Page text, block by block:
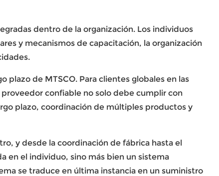
dentro de la organización. Los individuos
y mecanismos de capacitación, la organización
plazo de MTSCO. Para clientes globales en las
confiable no solo debe cumplir con
plazo, coordinación de múltiples productos y
y desde la coordinación de fábrica hasta el
en el individuo, sino más bien un sistema
se traduce en última instancia en un suministro